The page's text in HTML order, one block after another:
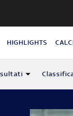
HIGHLIGHTS